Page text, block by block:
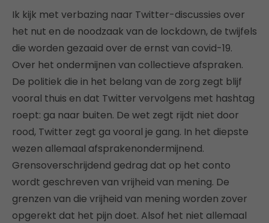
Ik kijk met verbazing naar Twitter-discussies over
het nut en de noodzaak van de lockdown, de twijfels
die worden gezaaid over de ernst van covid-19.
Over het ondermijnen van collectieve afspraken.
De politiek die in het belang van de zorg zegt blijf
vooral thuis en dat Twitter vervolgens met hashtag
roept: ga naar buiten. De wet zegt rijdt niet door
rood, Twitter zegt ga vooral je gang. In het diepste
wezen allemaal afsprakenondermijnend.
Grensoverschrijdend gedrag dat op het conto
wordt geschreven van vrijheid van mening. De
grenzen van die vrijheid van mening worden zover
opgerekt dat het pijn doet. Alsof het niet allemaal